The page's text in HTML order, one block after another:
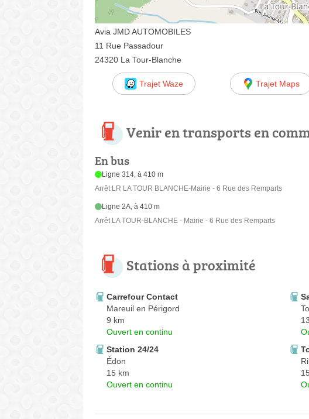
Avia JMD AUTOMOBILES
11 Rue Passadour
24320 La Tour-Blanche
Trajet Waze Trajet Maps
Venir en transports en
En bus
Ligne 314, à 410 m
Arrêt LR LA TOUR BLANCHE-Mairie - 6 Rue des Remparts
Ligne 2A, à 410 m
Arrêt LA TOUR-BLANCHE - Mairie - 6 Rue des Remparts
Stations à proximité
Carrefour Contact
Mareuil en Périgord
9 km
Ouvert en continu
Station 24/24
Édon
15 km
Ouvert en continu